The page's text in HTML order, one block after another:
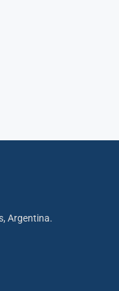
Argentina.